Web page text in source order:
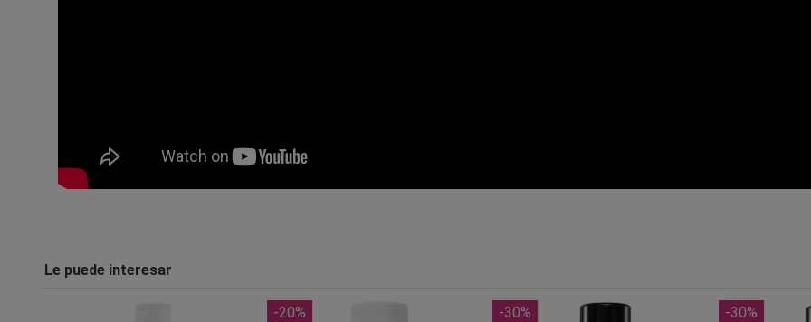
Le puede interesar
-20% -30% -30%